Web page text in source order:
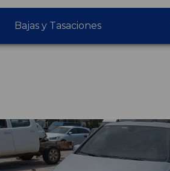
Bajas y Tasaciones